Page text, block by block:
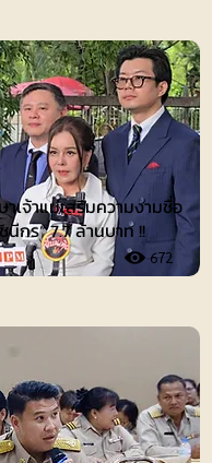
เจ้าแม่เสริมความงามชื่อ
กร“ 7.7 ล้านบาท !!
672